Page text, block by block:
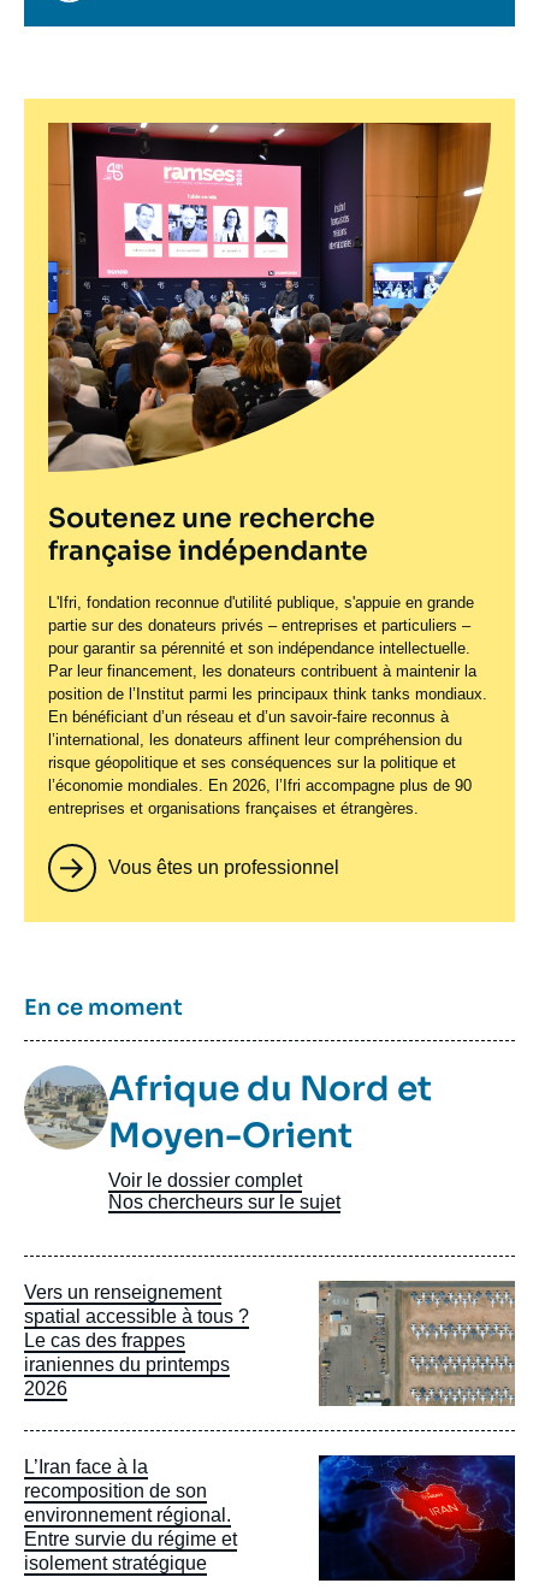
Soutenez une recherche
française indépendante
L'Ifri, fondation reconnue d'utilité publique, s'appuie en grande
partie sur des donateurs privés – entreprises et particuliers –
pour garantir sa pérennité et son indépendance intellectuelle.
Par leur financement, les donateurs contribuent à maintenir la
position de l’Institut parmi les principaux think tanks mondiaux.
En bénéficiant d’un réseau et d’un savoir-faire reconnus à
l’international, les donateurs affinent leur compréhension du
risque géopolitique et ses conséquences sur la politique et
l’économie mondiales. En 2026, l’Ifri accompagne plus de 90
entreprises et organisations françaises et étrangères.
Vous êtes un professionnel
Titre
En ce moment
Image
TaxonomieAfrique du Nord et
Moyen-Orient
Voir le dossier complet
Nos chercheurs sur le sujet
Vers un renseignement
spatial accessible à tous ?
Le cas des frappes
iraniennes du printemps
2026
Image
principale
L’Iran face à la
recomposition de son
environnement régional.
Entre survie du régime et
isolement stratégique
Image
principale